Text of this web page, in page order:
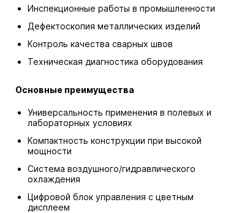
Инспекционные работы в промышленности
Дефектоскопия металлических изделий
Контроль качества сварных швов
Техническая диагностика оборудования
Основные преимущества
Универсальность применения в полевых и
лабораторных условиях
Компактность конструкции при высокой
мощности
Система воздушного/гидравлического
охлаждения
Цифровой блок управления с цветным
дисплеем